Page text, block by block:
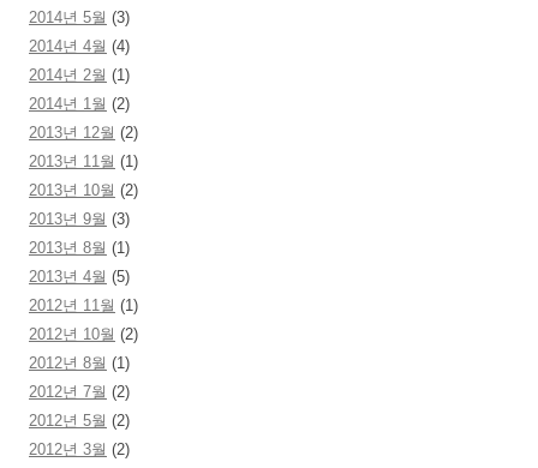
2014년 5월 (3)
2014년 4월 (4)
2014년 2월 (1)
2014년 1월 (2)
2013년 12월 (2)
2013년 11월 (1)
2013년 10월 (2)
2013년 9월 (3)
2013년 8월 (1)
2013년 4월 (5)
2012년 11월 (1)
2012년 10월 (2)
2012년 8월 (1)
2012년 7월 (2)
2012년 5월 (2)
2012년 3월 (2)